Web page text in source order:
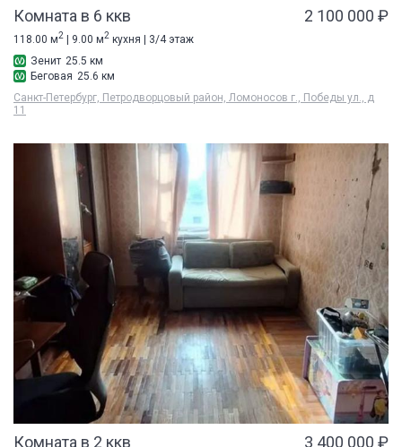
Комната в 6 ккв 2 100 000 ₽
118.00 м2 | 9.00 м2 кухня | 3/4 этаж
Зенит 25.5 км
Беговая 25.6 км
Санкт-Петербург, Петродворцовый район, Ломоносов г., Победы ул., д
11
Комната в 2 ккв 3 400 000 ₽